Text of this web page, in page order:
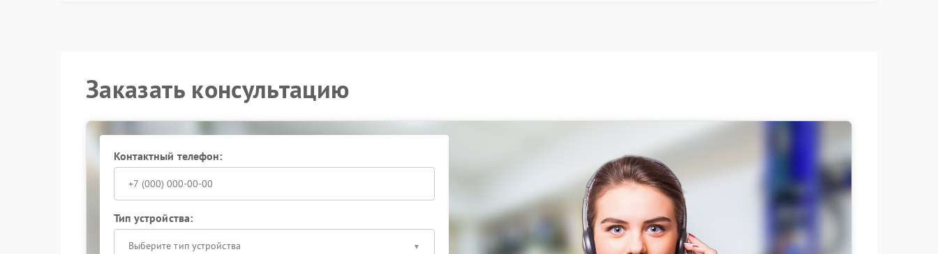
Заказать консультацию
Контактный телефон:
Тип устройства:
Выберите тип устройства